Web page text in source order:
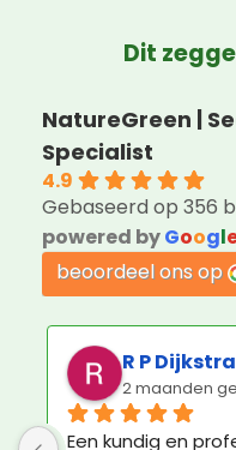
Dit
NatureGreen |
Specialist
4.9
Gebaseerd op 356
powered byGoogl
beoordeel ons op
Jorin
3 maanden
Geweldige